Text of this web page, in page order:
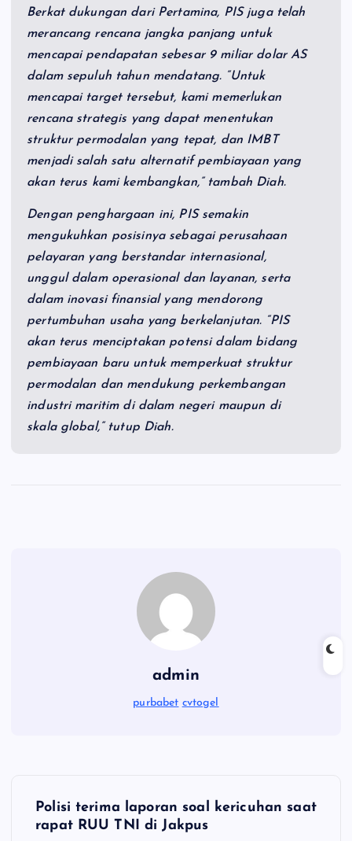
Berkat dukungan dari Pertamina, PIS juga telah
merancang rencana jangka panjang untuk
mencapai pendapatan sebesar 9 miliar dolar AS
dalam sepuluh tahun mendatang. “Untuk
mencapai target tersebut, kami memerlukan
rencana strategis yang dapat menentukan
struktur permodalan yang tepat, dan IMBT
menjadi salah satu alternatif pembiayaan yang
akan terus kami kembangkan,” tambah Diah.
Dengan penghargaan ini, PIS semakin
mengukuhkan posisinya sebagai perusahaan
pelayaran yang berstandar internasional,
unggul dalam operasional dan layanan, serta
dalam inovasi finansial yang mendorong
pertumbuhan usaha yang berkelanjutan. “PIS
akan terus menciptakan potensi dalam bidang
pembiayaan baru untuk memperkuat struktur
permodalan dan mendukung perkembangan
industri maritim di dalam negeri maupun di
skala global,” tutup Diah.
admin
purbabet cvtogel
Polisi terima laporan soal kericuhan saat
rapat RUU TNI di Jakpus